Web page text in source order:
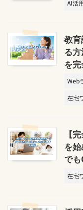
AI活
教
る
を完
Web
在宅
【
を
で
在宅